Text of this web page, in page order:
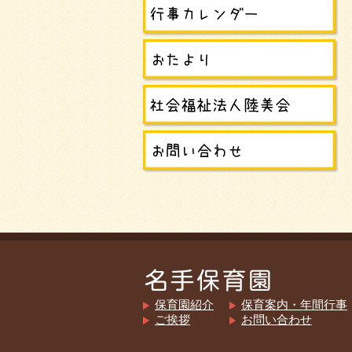
保育園紹介
ご挨拶
保育案内・年間行事
お問い合わせ